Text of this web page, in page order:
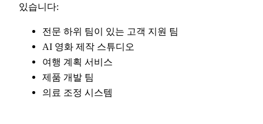
있습니다:
전문 하위 팀이 있는 고객 지원 팀
AI 영화 제작 스튜디오
여행 계획 서비스
제품 개발 팀
의료 조정 시스템